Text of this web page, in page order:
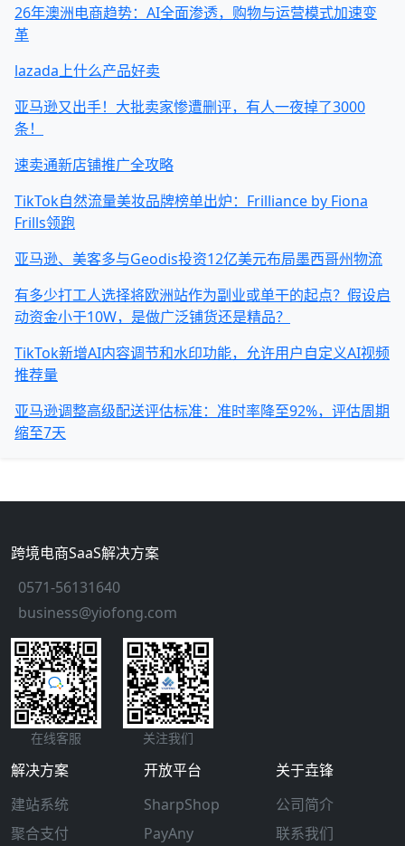
26年澳洲电商趋势：AI全面渗透，购物与运营模式加速变
革
lazada上什么产品好卖
亚马逊又出手！大批卖家惨遭删评，有人一夜掉了3000
条！
速卖通新店铺推广全攻略
TikTok自然流量美妆品牌榜单出炉：Frilliance by Fiona
Frills领跑
亚马逊、美客多与Geodis投资12亿美元布局墨西哥州物流
有多少打工人选择将欧洲站作为副业或单干的起点？假设启
动资金小于10W，是做广泛铺货还是精品？
TikTok新增AI内容调节和水印功能，允许用户自定义AI视频
推荐量
亚马逊调整高级配送评估标准：准时率降至92%，评估周期
缩至7天
跨境电商SaaS解决方案
0571-56131640
business@yiofong.com
在线客服 关注我们
解决方案
建站系统
聚合支付
开放平台
SharpShop
PayAny
关于垚锋
公司简介
联系我们